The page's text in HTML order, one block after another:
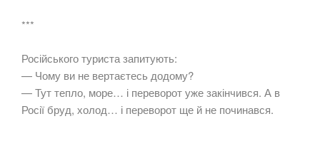
***
Російського туриста запитують:
— Чому ви не вертаєтесь додому?
— Тут тепло, море… і переворот уже закінчився. А в
Росії бруд, холод… і переворот ще й не починався.